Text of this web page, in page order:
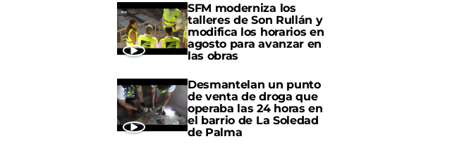
SFM moderniza los
talleres de Son Rullán y
modifica los horarios en
agosto para avanzar en
las obras
Desmantelan un punto
de venta de droga que
operaba las 24 horas en
el barrio de La Soledad
de Palma